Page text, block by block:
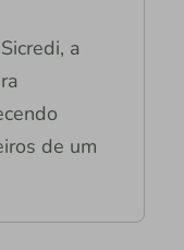
a
de um